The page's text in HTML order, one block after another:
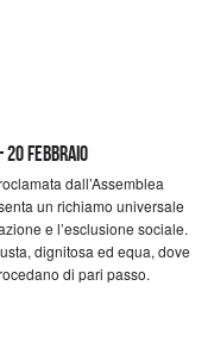
20 febbraio
dall’Assemblea
un richiamo universale
e l’esclusione sociale.
dignitosa ed equa, dove
di pari passo.